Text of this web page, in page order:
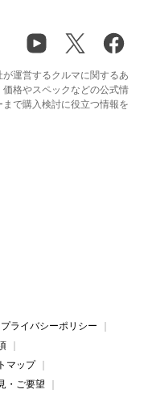
運営するクルマに関するあ
格やスペックなどの公式情
で購入検討に役立つ情報を
プライバシーポリシー
マップ
・ご要望